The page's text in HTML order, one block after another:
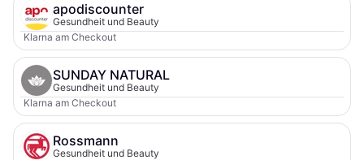
apodiscounter
Gesundheit und Beauty
Klarna am Checkout
SUNDAY NATURAL
Gesundheit und Beauty
Klarna am Checkout
Rossmann
Gesundheit und Beauty